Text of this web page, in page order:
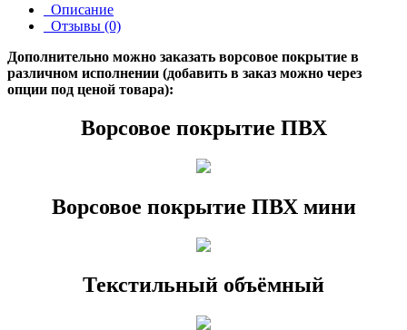
Описание
Отзывы (0)
Дополнительно можно заказать ворсовое покрытие в
различном исполнении (добавить в заказ можно через
опции под ценой товара):
Ворсовое покрытие ПВХ
Ворсовое покрытие ПВХ мини
Текстильный объёмный